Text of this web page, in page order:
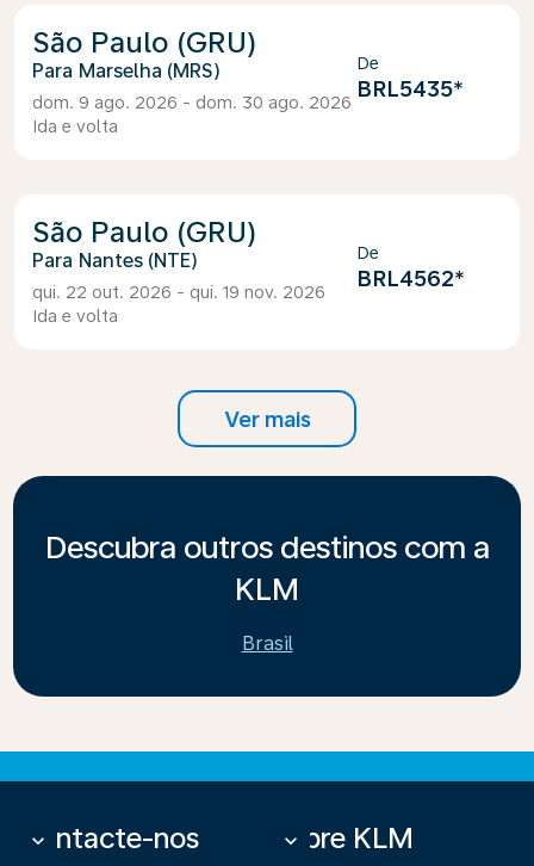
São Paulo (GRU)
Marselha (MRS)
dom. 9 ago. 2026 - dom. 30 ago. 2026
Ida e volta
De
BRL5435*
São Paulo (GRU)
Nantes (NTE)
qui. 22 out. 2026 - qui. 19 nov. 2026
Ida e volta
De
BRL4562*
Ver mais
Descubra outros destinos com a
KLM
Brasil
Contacte-nos
keyboard_arrow_down Sobre KLM
keyboard_arrow_down